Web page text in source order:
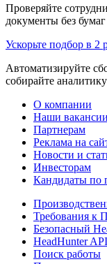
Проверяйте
документы без
Ускорьте подбор в 2
Автоматизируйте
собирайте
О компании
Наши вакансии
Партнерам
Реклама на
Новости и
Инвесторам
Кандидаты по
Требования к
Безопасный
HeadHunter API
Поиск работы